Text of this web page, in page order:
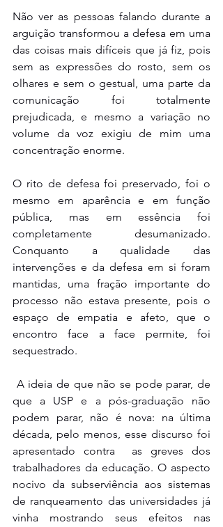
Não ver as pessoas falando durante a
arguição transformou a defesa em uma
das coisas mais difíceis que já fiz, pois
sem as expressões do rosto, sem os
olhares e sem o gestual, uma parte da
comunicação foi totalmente
prejudicada, e mesmo a variação no
volume da voz exigiu de mim uma
concentração enorme.
O rito de defesa foi preservado, foi o
mesmo em aparência e em função
pública, mas em essência foi
completamente desumanizado.
Conquanto a qualidade das
intervenções e da defesa em si foram
mantidas, uma fração importante do
processo não estava presente, pois o
espaço de empatia e afeto, que o
encontro face a face permite, foi
sequestrado.
A ideia de que não se pode parar, de
que a USP e a pós-graduação não
podem parar, não é nova: na última
década, pelo menos, esse discurso foi
apresentado contra  as greves dos
trabalhadores da educação. O aspecto
nocivo da subserviência aos sistemas
de ranqueamento das universidades já
vinha mostrando seus efeitos nas